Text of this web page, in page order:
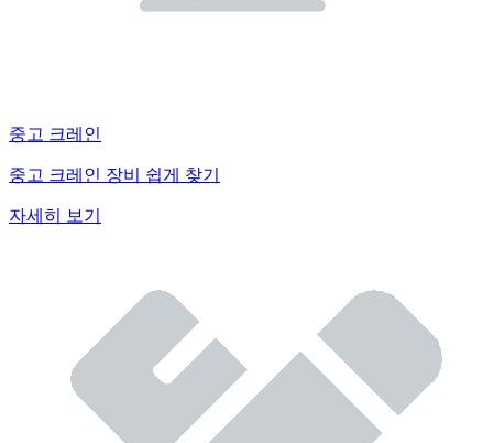
중고 크레인
중고 크레인 장비 쉽게 찾기
자세히 보기